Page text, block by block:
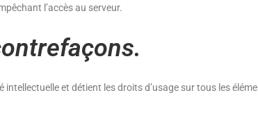
l’accès au serveur.
et détient les droits d’usage sur tous les